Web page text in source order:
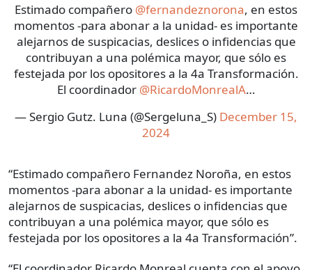
Estimado compañero @fernandeznorona, en estos
momentos -para abonar a la unidad- es importante
alejarnos de suspicacias, deslices o infidencias que
contribuyan a una polémica mayor, que sólo es
festejada por los opositores a la 4a Transformación.
El coordinador @RicardoMonrealA…
— Sergio Gutz. Luna (@Sergeluna_S) December 15,
2024
“Estimado compañero Fernandez Noroña, en estos
momentos -para abonar a la unidad- es importante
alejarnos de suspicacias, deslices o infidencias que
contribuyan a una polémica mayor, que sólo es
festejada por los opositores a la 4a Transformación”.